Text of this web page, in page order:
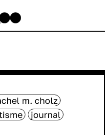
m. cholz
journal